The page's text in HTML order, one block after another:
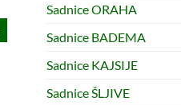
Sadnice ORAHA
Sadnice BADEMA
Sadnice KAJSIJE
Sadnice ŠLJIVE